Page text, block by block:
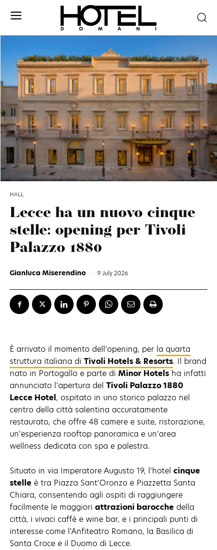
HALL
Lecce ha un nuovo cinque
stelle: opening per Tivoli
Palazzo 1880
Gianluca Miserendino - 9 July 2026
È arrivato il momento dell’opening, per la quarta
struttura italiana di Tivoli Hotels & Resorts. Il brand
nato in Portogallo e parte di Minor Hotels ha infatti
annunciato l’apertura del Tivoli Palazzo 1880
Lecce Hotel, ospitato in uno storico palazzo nel
centro della città salentina accuratamente
restaurato, che offre 48 camere e suite, ristorazione,
un’esperienza rooftop panoramica e un’area
wellness dedicata con spa e palestra.
Situato in via Imperatore Augusto 19, l’hotel cinque
stelle è tra Piazza Sant’Oronzo e Piazzetta Santa
Chiara, consentendo agli ospiti di raggiungere
facilmente le maggiori attrazioni barocche della
città, i vivaci caffè e wine bar, e i principali punti di
interesse come l’Anfiteatro Romano, la Basilica di
Santa Croce e il Duomo di Lecce.